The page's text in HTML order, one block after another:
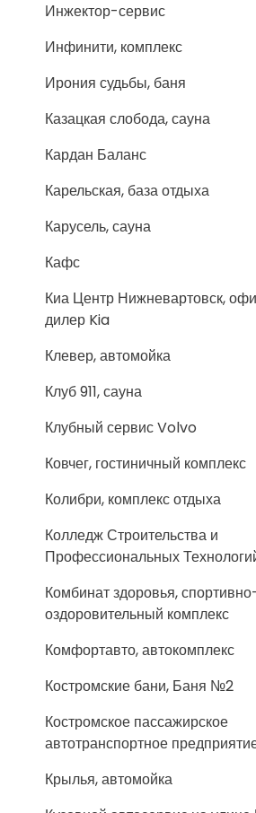
Инжектор-сервис
Инфинити, комплекс
Ирония судьбы, баня
Казацкая слобода, сауна
Кардан Баланс
Карельская, база отдыха
Карусель, сауна
Кафс
Киа Центр Нижневартовск,
дилер Kia
Клевер, автомойка
Клуб 911, сауна
Клубный сервис Volvo
Ковчег, гостиничный комплекс
Колибри, комплекс отдыха
Колледж Строительства и
Профессиональных
Комбинат здоровья,
оздоровительный комплекс
Комфортавто, автокомплекс
Костромские бани, Баня №2
Костромское пассажирское
автотранспортное
Крылья, автомойка